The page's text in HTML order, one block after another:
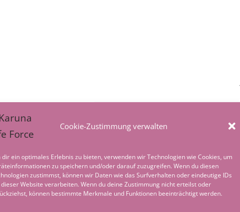
Cookie-Zustimmung verwalten
dir ein optimales Erlebnis zu bieten, verwenden wir Technologien wie Cookies, um
zu speichern und/oder darauf zuzugreifen. Wenn du diesen
zustimmst, können wir Daten wie das Surfverhalten oder eindeutige IDs
Website verarbeiten. Wenn du deine Zustimmung nicht erteilst oder
können bestimmte Merkmale und Funktionen beeinträchtigt werden.